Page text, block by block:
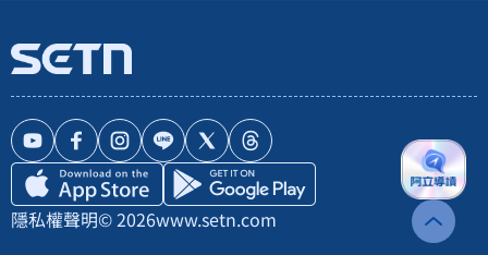
隱私權聲明© 2026www.setn.com